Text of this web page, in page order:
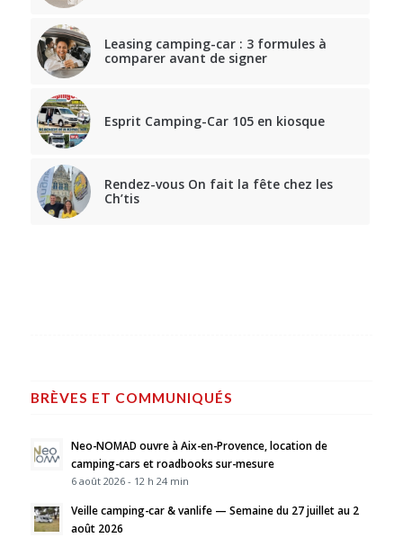
Leasing camping-car : 3 formules à
comparer avant de signer
Esprit Camping-Car 105 en kiosque
Rendez-vous On fait la fête chez les
Ch’tis
BRÈVES ET COMMUNIQUÉS
Neo-NOMAD ouvre à Aix-en-Provence, location de
camping-cars et roadbooks sur-mesure
6 août 2026 - 12 h 24 min
Veille camping-car & vanlife — Semaine du 27 juillet au 2
août 2026